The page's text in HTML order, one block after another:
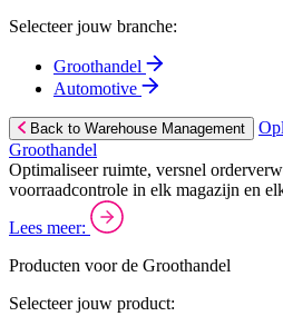
Selecteer jouw branche:
Groothandel
Automotive
Back to Warehouse Management
Groothandel
Optimaliseer ruimte, versnel
voorraadcontrole in elk magazijn en
Lees meer:
Producten voor de Groothandel
Selecteer jouw product: